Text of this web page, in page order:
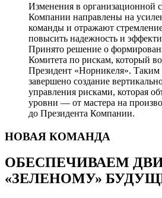
Изменения в организационной
Компании направлены на
команды и отражают
повысить надежность и
Принято решение о
Комитета по рискам, который
Президент «Норникеля». Таким
завершено создание
управления рисками, которая
уровни — от мастера на
до Президента Компании.
НОВАЯ КОМАНДА
ОБЕСПЕЧИВАЕМ
«ЗЕЛЕНОМУ»